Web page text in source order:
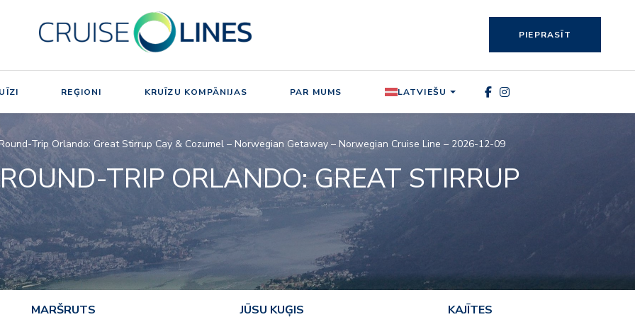
PIEPRASĪT
REĢIONI KRUĪZU KOMPĀNIJAS PAR MUMS LATVIEŠU
Trip Orlando: Great Stirrup Cay & Cozumel – Norwegian Getaway – Norwegian Cruise Line – 2026-12-09
TRIP ORLANDO: GREAT STIRRUP
MARŠRUTS JŪSU KUĢIS KAJĪTES